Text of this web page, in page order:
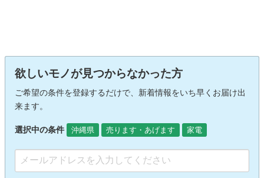
欲しいモノが見つからなかった方
ご希望の条件を登録するだけで、新着情報をいち早くお届け出
来ます。
選択中の条件 沖縄県 売ります・あげます 家電